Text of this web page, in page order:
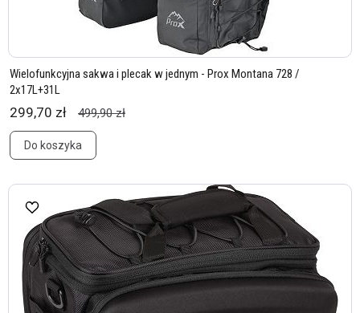
Wielofunkcyjna sakwa i plecak w jednym - Prox Montana 728 /
2x17L+31L
299,70 zł 499,90 zł
Do koszyka